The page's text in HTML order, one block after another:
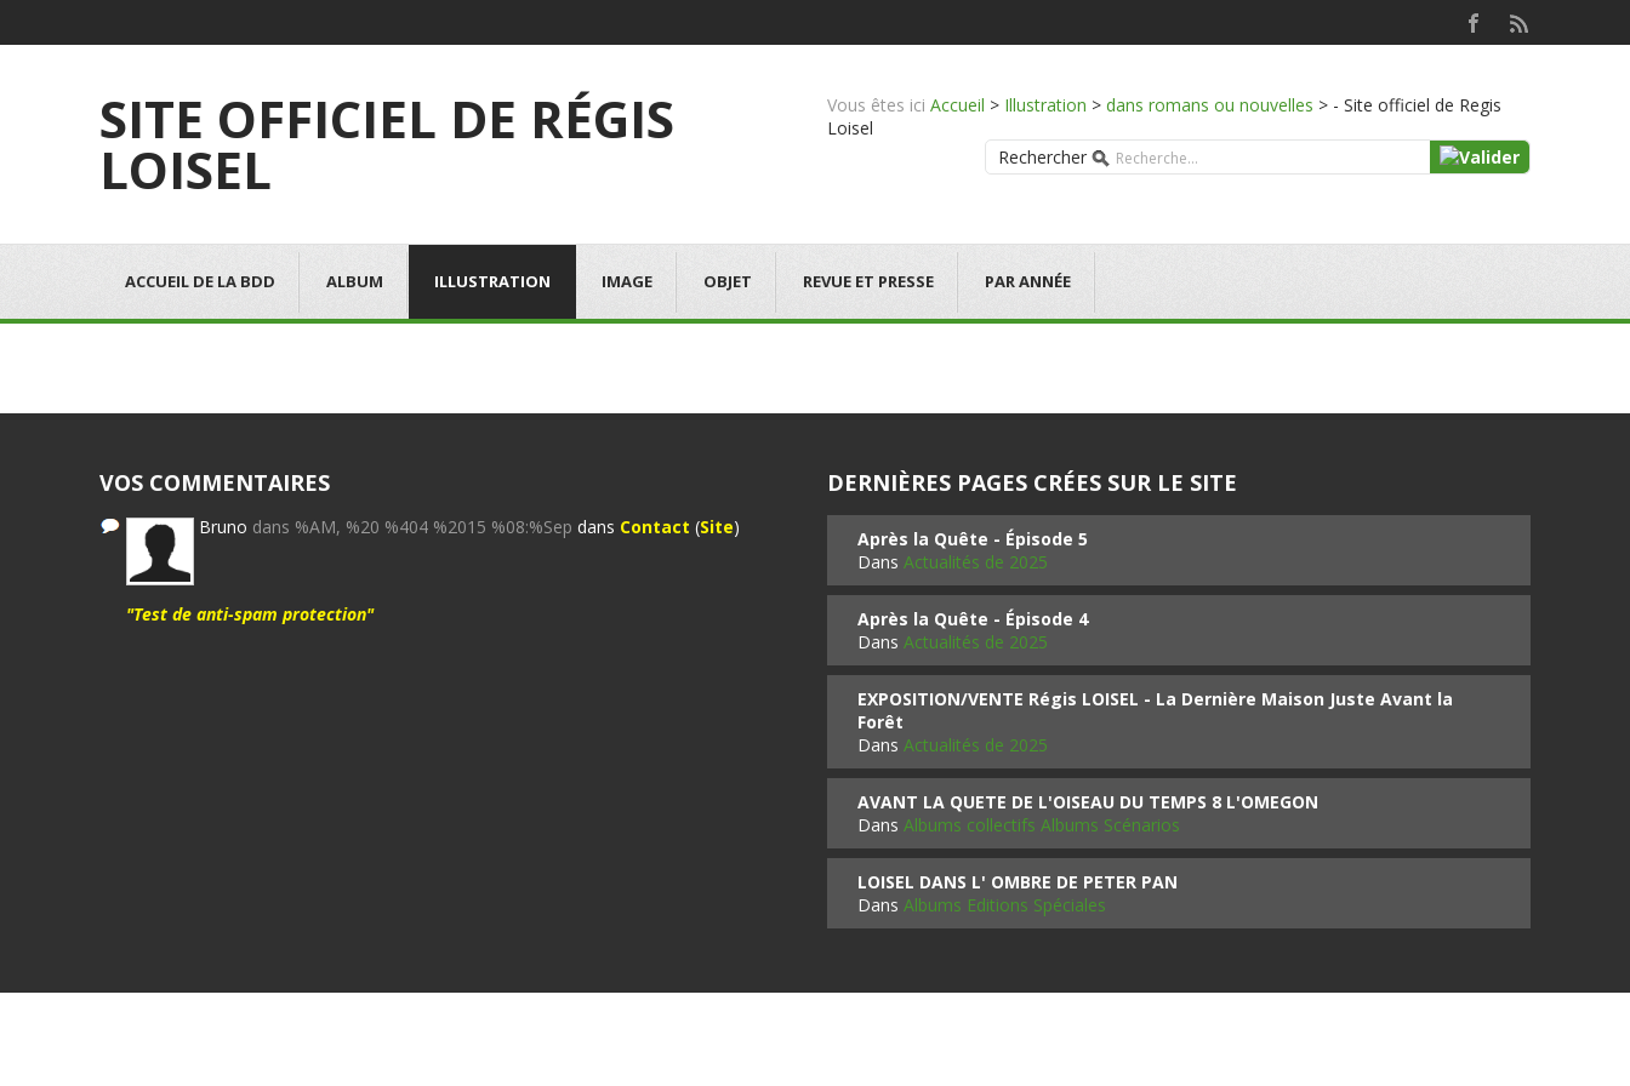
SITE OFFICIEL DE RÉGIS
LOISEL
Vous êtes ici Accueil > Illustration > dans romans ou nouvelles > - Site officiel de Regis
Loisel
Rechercher
ACCUEIL DE LA BDD ALBUM ILLUSTRATION IMAGE OBJET REVUE ET PRESSE PAR ANNÉE
VOS COMMENTAIRES
Bruno dans %AM, %20 %404 %2015 %08:%Sep dans Contact (Site)
"Test de anti-spam protection"
DERNIÈRES PAGES CRÉES SUR LE SITE
Après la Quête - Épisode 5
Dans Actualités de 2025
Après la Quête - Épisode 4
Dans Actualités de 2025
EXPOSITION/VENTE Régis LOISEL - La Dernière Maison Juste Avant la
Forêt
Dans Actualités de 2025
AVANT LA QUETE DE L'OISEAU DU TEMPS 8 L'OMEGON
Dans Albums collectifs Albums Scénarios
LOISEL DANS L' OMBRE DE PETER PAN
Dans Albums Editions Spéciales